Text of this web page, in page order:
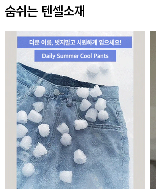
숨쉬는 텐셀소재